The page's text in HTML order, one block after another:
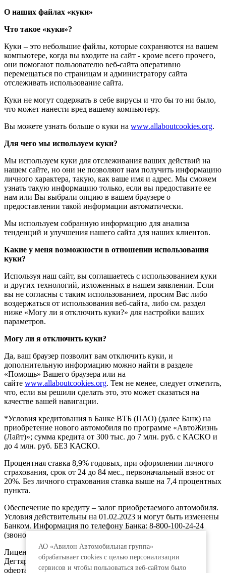
АО «Авилон Автомобильная группа»
обрабатывает cookies с целью персонализации
сервисов и чтобы пользоваться веб-сайтом было
О наших файлах «куки»
Что такое «куки»?
Куки – это небольшие файлы, которые сохраняются на вашем
компьютере, когда вы входите на сайт - кроме всего прочего,
они помогают пользователю веб-сайта оперативно
перемещаться по страницам и администратору сайта
отслеживать использование сайта.
Куки не могут содержать в себе вирусы и что бы то ни было,
что может нанести вред вашему компьютеру.
Вы можете узнать больше о куки на www.allaboutcookies.org.
Для чего мы используем куки?
Мы используем куки для отслеживания ваших действий на
нашем сайте, но они не позволяют нам получить информацию
личного характера, такую, как ваше имя и адрес. Мы сможем
узнать такую информацию только, если вы предоставите ее
нам или Вы выбрали опцию в вашем браузере о
предоставлении такой информации автоматически.
Мы используем собранную информацию для анализа
тенденций и улучшения нашего сайта для наших клиентов.
Какие у меня возможности в отношении использования
куки?
Используя наш сайт, вы соглашаетесь с использованием куки
и других технологий, изложенных в нашем заявлении. Если
вы не согласны с таким использованием, просим Вас либо
воздержаться от использования веб-сайта, либо см. раздел
ниже «Могу ли я отключить куки?» для настройки ваших
параметров.
Могу ли я отключить куки?
Да, ваш браузер позволит вам отключить куки, и
дополнительную информацию можно найти в разделе
«Помощь» Вашего браузера или на
сайте www.allaboutcookies.org. Тем не менее, следует отметить,
что, если вы решили сделать это, это может сказаться на
качестве вашей навигации.
*Условия кредитования в Банке ВТБ (ПАО) (далее Банк) на
приобретение нового автомобиля по программе «АвтоЖизнь
(Лайт)»; сумма кредита от 300 тыс. до 7 млн. руб. с КАСКО и
до 4 млн. руб. БЕЗ КАСКО.
Процентная ставка 8,9% годовых, при оформлении личного
страхования, срок от 24 до 84 мес., первоначальный взнос от
20%. Без личного страхования ставка выше на 7,4 процентных
пункта.
Обеспечение по кредиту – залог приобретаемого автомобиля.
Условия действительны на 01.02.2023 и могут быть изменены
Банком. Информация по телефону Банка: 8-800-100-24-24
(звонок по России бесплатный).
Лицензия ЦБ РФ № 1000, 191144, г. Санкт-Петербург,
Дегтярный пер., д.11, лит.А. www.vtb.ru. Реклама 0+. Не
оферта.